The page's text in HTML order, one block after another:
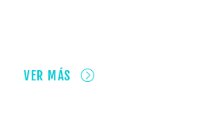
VER MÁS